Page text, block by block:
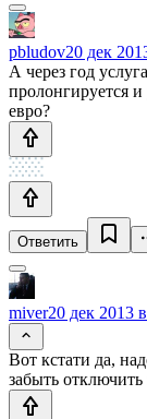
pbludov20 дек
А через год
пролонгируется
евро?
Ответить
miver20 дек 2013
Вот кстати да,
забыть отключить